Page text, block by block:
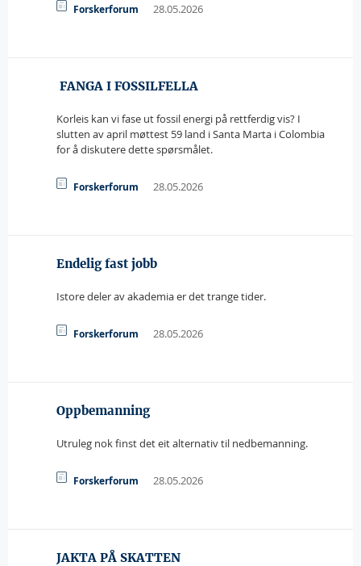
Forskerforum 28.05.2026
 FANGA I FOSSILFELLA
Korleis kan vi fase ut fossil energi på rettferdig vis? I
slutten av april møttest 59 land i Santa Marta i Colombia
for å diskutere dette spørsmålet.
Forskerforum 28.05.2026
Endelig fast jobb
Istore deler av akademia er det trange tider.
Forskerforum 28.05.2026
Oppbemanning
Utruleg nok finst det eit alternativ til nedbemanning.
Forskerforum 28.05.2026
JAKTA PÅ SKATTEN